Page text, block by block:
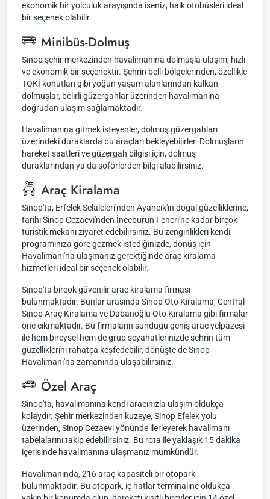
ekonomik bir yolculuk arayışında iseniz, halk otobüsleri ideal
bir seçenek olabilir.
Minibüs-Dolmuş
Sinop şehir merkezinden havalimanına dolmuşla ulaşım, hızlı
ve ekonomik bir seçenektir. Şehrin belli bölgelerinden, özellikle
TOKİ konutları gibi yoğun yaşam alanlarından kalkan
dolmuşlar, belirli güzergahlar üzerinden havalimanına
doğrudan ulaşım sağlamaktadır.
Havalimanına gitmek isteyenler, dolmuş güzergahları
üzerindeki duraklarda bu araçları bekleyebilirler. Dolmuşların
hareket saatleri ve güzergah bilgisi için, dolmuş
duraklarından ya da şoförlerden bilgi alabilirsiniz.
Araç Kiralama
Sinop'ta, Erfelek Şelaleleri'nden Ayancık'ın doğal güzelliklerine,
tarihi Sinop Cezaevi'nden İnceburun Feneri'ne kadar birçok
turistik mekanı ziyaret edebilirsiniz. Bu zenginlikleri kendi
programınıza göre gezmek istediğinizde, dönüş için
Havalimanı'na ulaşmanız gerektiğinde araç kiralama
hizmetleri ideal bir seçenek olabilir.
Sinop'ta birçok güvenilir araç kiralama firması
bulunmaktadır. Bunlar arasında Sinop Oto Kiralama, Central
Sinop Araç Kiralama ve Dabanoğlu Oto Kiralama gibi firmalar
öne çıkmaktadır. Bu firmaların sunduğu geniş araç yelpazesi
ile hem bireysel hem de grup seyahatlerinizde şehrin tüm
güzelliklerini rahatça keşfedebilir, dönüşte de Sinop
Havalimanı'na zamanında ulaşabilirsiniz.
Özel Araç
Sinop'ta, havalimanına kendi aracınızla ulaşım oldukça
kolaydır. Şehir merkezinden kuzeye, Sinop Efelek yolu
üzerinden, Sinop Cezaevi yönünde ilerleyerek havalimanı
tabelalarını takip edebilirsiniz. Bu rota ile yaklaşık 15 dakika
içerisinde havalimanına ulaşmanız mümkündür.
Havalimanında, 216 araç kapasiteli bir otopark
bulunmaktadır. Bu otopark, iç hatlar terminaline oldukça